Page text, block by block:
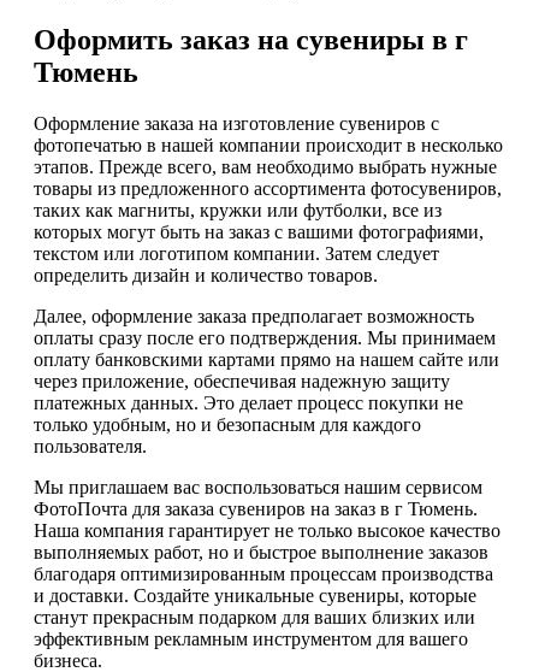
Оформить заказ на сувениры в г
Тюмень
Оформление заказа на изготовление сувениров с
фотопечатью в нашей компании происходит в несколько
этапов. Прежде всего, вам необходимо выбрать нужные
товары из предложенного ассортимента фотосувениров,
таких как магниты, кружки или футболки, все из
которых могут быть на заказ с вашими фотографиями,
текстом или логотипом компании. Затем следует
определить дизайн и количество товаров.
Далее, оформление заказа предполагает возможность
оплаты сразу после его подтверждения. Мы принимаем
оплату банковскими картами прямо на нашем сайте или
через приложение, обеспечивая надежную защиту
платежных данных. Это делает процесс покупки не
только удобным, но и безопасным для каждого
пользователя.
Мы приглашаем вас воспользоваться нашим сервисом
ФотоПочта для заказа сувениров на заказ в г Тюмень.
Наша компания гарантирует не только высокое качество
выполняемых работ, но и быстрое выполнение заказов
благодаря оптимизированным процессам производства
и доставки. Создайте уникальные сувениры, которые
станут прекрасным подарком для ваших близких или
эффективным рекламным инструментом для вашего
бизнеса.